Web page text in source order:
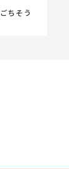
ごちそう